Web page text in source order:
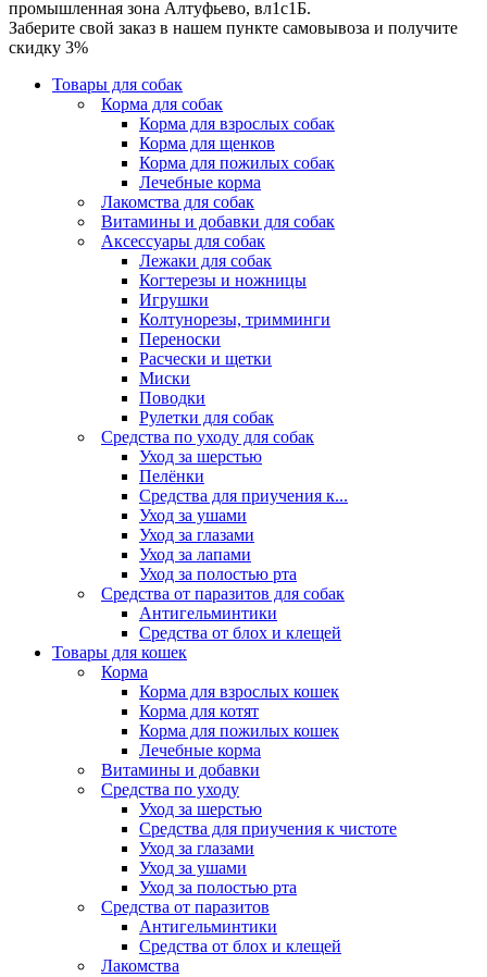
промышленная зона Алтуфьево, вл1с1Б.
Заберите свой заказ в нашем пункте самовывоза и получите
скидку 3%
Товары для собак
Корма для собак
Корма для взрослых собак
Корма для щенков
Корма для пожилых собак
Лечебные корма
Лакомства для собак
Витамины и добавки для собак
Аксессуары для собак
Лежаки для собак
Когтерезы и ножницы
Игрушки
Колтунорезы, тримминги
Переноски
Расчески и щетки
Миски
Поводки
Рулетки для собак
Средства по уходу для собак
Уход за шерстью
Пелёнки
Средства для приучения к...
Уход за ушами
Уход за глазами
Уход за лапами
Уход за полостью рта
Средства от паразитов для собак
Антигельминтики
Средства от блох и клещей
Товары для кошек
Корма
Корма для взрослых кошек
Корма для котят
Корма для пожилых кошек
Лечебные корма
Витамины и добавки
Средства по уходу
Уход за шерстью
Средства для приучения к чистоте
Уход за глазами
Уход за ушами
Уход за полостью рта
Средства от паразитов
Антигельминтики
Средства от блох и клещей
Лакомства